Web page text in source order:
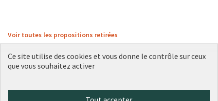
Voir toutes les propositions retirées
Ce site utilise des cookies et vous donne le contrôle sur ceux
que vous souhaitez activer